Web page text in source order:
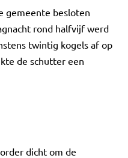
gemeente besloten
rond halfvijf werd
twintig kogels af op
de schutter een
dicht om de